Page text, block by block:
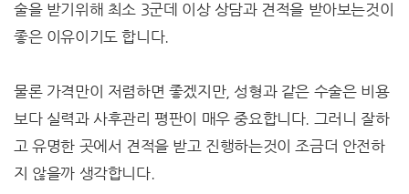
술을 받기위해 최소 3군데 이상 상담과 견적을 받아보는것이
좋은 이유이기도 합니다.
물론 가격만이 저렴하면 좋겠지만, 성형과 같은 수술은 비용
보다 실력과 사후관리 평판이 매우 중요합니다. 그러니 잘하
고 유명한 곳에서 견적을 받고 진행하는것이 조금더 안전하
지 않을까 생각합니다.